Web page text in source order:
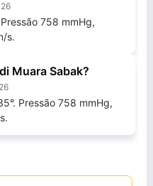
758 mmHg,
s.
Muara Sabak?
Pressão 758 mmHg,